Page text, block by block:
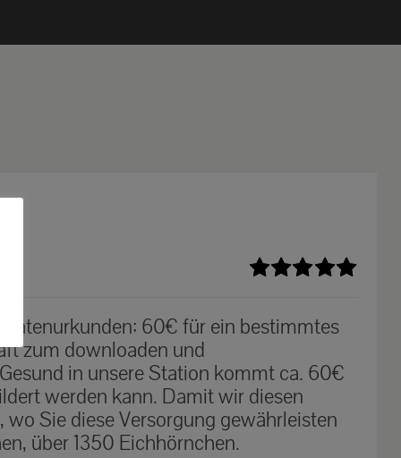
mit5.00von
60€ für ein bestimmtes
zum downloaden und
in unsere Station kommt ca. 60€
werden kann. Damit wir diesen
Sie diese Versorgung gewährleisten
über 1350 Eichhörnchen.